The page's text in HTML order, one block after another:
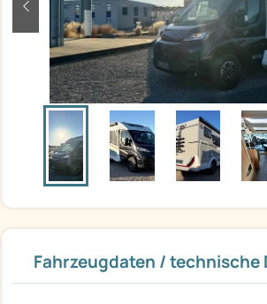
zurück
Fahrzeugdaten / technische